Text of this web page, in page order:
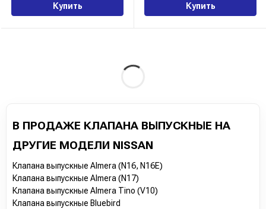
Купить Купить
В ПРОДАЖЕ КЛАПАНА ВЫПУСКНЫЕ НА
ДРУГИЕ МОДЕЛИ NISSAN
Клапана выпускные Almera (N16, N16E)
Клапана выпускные Almera (N17)
Клапана выпускные Almera Tino (V10)
Клапана выпускные Bluebird